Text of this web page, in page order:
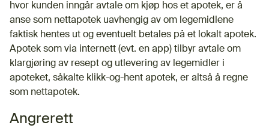
hvor kunden inngår avtale om kjøp hos et apotek, er å
anse som nettapotek uavhengig av om legemidlene
faktisk hentes ut og eventuelt betales på et lokalt apotek.
Apotek som via internett (evt. en app) tilbyr avtale om
klargjøring av resept og utlevering av legemidler i
apoteket, såkalte klikk-og-hent apotek, er altså å regne
som nettapotek.
Angrerett